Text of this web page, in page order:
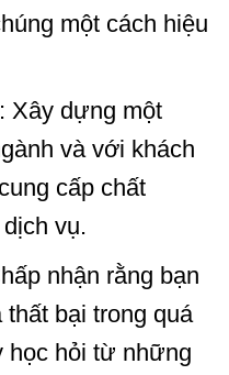
một cách hiệu
Xây dựng một
và với khách
cấp chất
vụ.
nhận rằng bạn
bại trong quá
học hỏi từ những